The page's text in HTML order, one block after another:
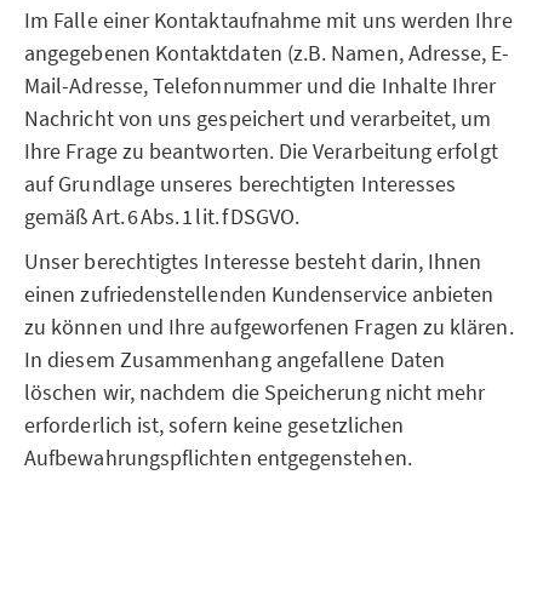
Im Falle einer Kontaktaufnahme mit uns werden Ihre
angegebenen Kontaktdaten (z.B. Namen, Adresse, E-
Mail-Adresse, Telefonnummer und die Inhalte Ihrer
Nachricht von uns gespeichert und verarbeitet, um
Ihre Frage zu beantworten. Die Verarbeitung erfolgt
auf Grundlage unseres berechtigten Interesses
gemäß Art. 6 Abs. 1 lit. f DSGVO.
Unser berechtigtes Interesse besteht darin, Ihnen
einen zufriedenstellenden Kundenservice anbieten
zu können und Ihre aufgeworfenen Fragen zu klären.
In diesem Zusammenhang angefallene Daten
löschen wir, nachdem die Speicherung nicht mehr
erforderlich ist, sofern keine gesetzlichen
Aufbewahrungspflichten entgegenstehen.